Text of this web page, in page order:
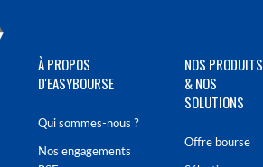
À PROPOS
D'EASYBOURSE
Qui sommes-nous ?
Nos engagements
NOS PRODUITS
& NOS
SOLUTIONS
Offre bourse